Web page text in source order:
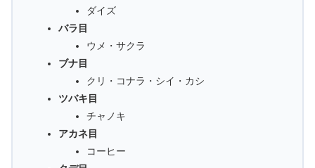
ダイズ
バラ目
ウメ・サクラ
ブナ目
クリ・コナラ・シイ・カシ
ツバキ目
チャノキ
アカネ目
コーヒー